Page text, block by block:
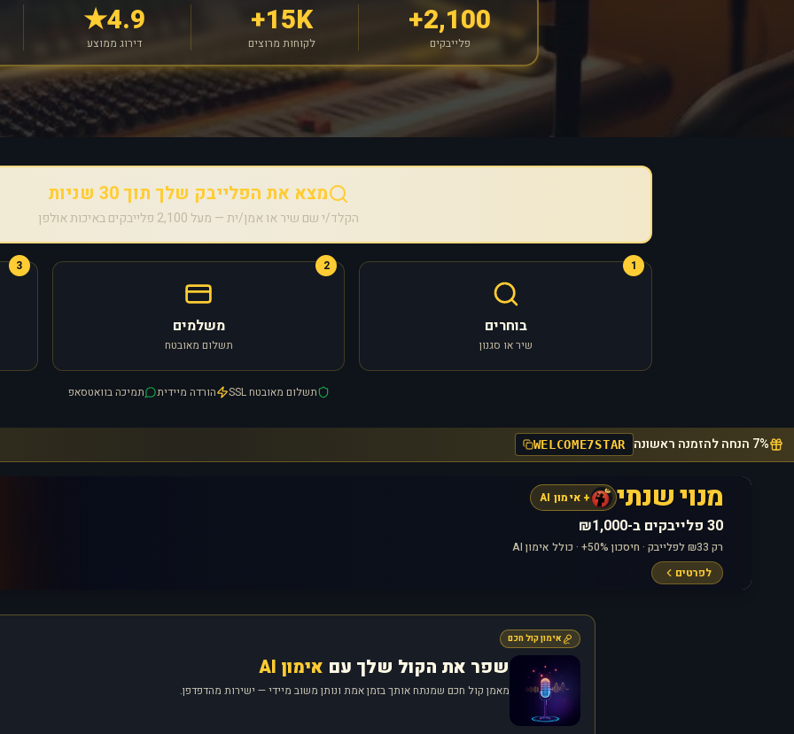
2,100+
פלייבקים
15K+
לקוחות מרוצים
4.9★
דירוג ממוצע
מצא את הפלייבק שלך תוך 30 שניות
הקלד/י שם שיר או אמן/ית — מעל 2,100 פלייבקים באיכות אולפן
1
בוחרים
שיר או סגנון
2
משלמים
תשלום מאובטח
3
תשלום מאובטח SSL הורדה מיידית תמיכה בוואטסאפ
7% הנחה להזמנה ראשונה WELCOME7STAR
מנוי שנתי + אימון AI
30 פלייבקים ב-₪1,000
רק ₪33 לפלייבק · חיסכון 50%+ · כולל אימון AI
לפרטים
אימון קול חכם
שפר את הקול שלך עם אימון AI
מאמן קול חכם שמנתח אותך בזמן אמת ונותן משוב מיידי — ישירות מהדפדפן.